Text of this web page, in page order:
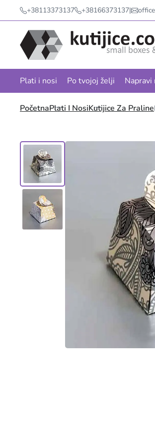
+38113373137 +38166373137|
Plati i nosi Po tvojoj želji Napravi
PočetnaPlati I NosiKutijice Za Praline